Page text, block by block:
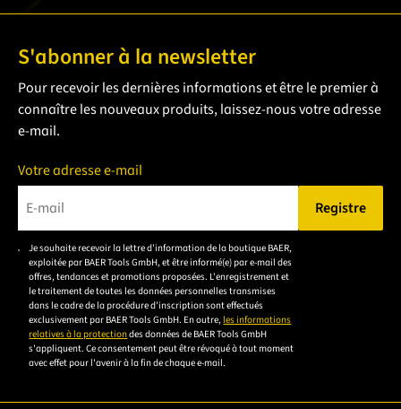
S'abonner à la newsletter
Pour recevoir les dernières informations et être le premier à
connaître les nouveaux produits, laissez-nous votre adresse
e-mail.
Votre adresse e-mail
Veuillez saisir une adresse e-mail valide.
Registre
Je souhaite recevoir la lettre d'information de la boutique BAER,
exploitée par BAER Tools GmbH, et être informé(e) par e-mail des
offres, tendances et promotions proposées. L'enregistrement et
le traitement de toutes les données personnelles transmises
dans le cadre de la procédure d'inscription sont effectués
exclusivement par BAER Tools GmbH. En outre, les informations
relatives à la protectiondes données de BAER Tools GmbH
s'appliquent. Ce consentement peut être révoqué à tout moment
avec effet pour l'avenir à la fin de chaque e-mail.